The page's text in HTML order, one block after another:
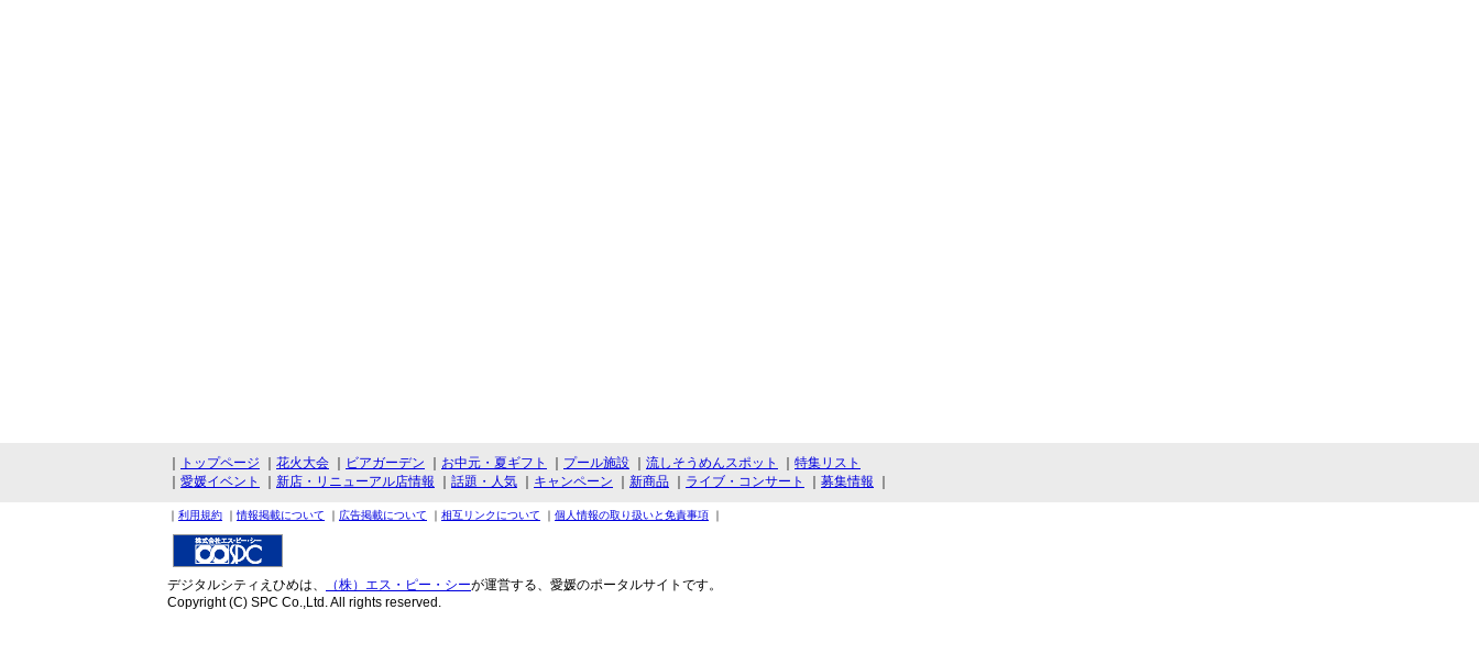
トップページ 花火大会 ビアガーデン お中元・夏ギフト プール施設 流しそうめんスポット
特集リスト
愛媛イベント 新店・リニューアル店情報 話題・人気 キャンペーン 新商品 ライブ・コンサート 募集情報
｜ 利用規約 ｜ 情報掲載について ｜ 広告掲載について ｜ 相互リンクについて ｜ 個人情報の取り扱いと免責事項 ｜
デジタルシティえひめは、 （株）エス・ピー・シーが運営する、愛媛のポータルサイトです。
Copyright (C) SPC Co.,Ltd. All rights reserved.